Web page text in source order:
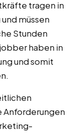
tragen in
müssen
Stunden
haben in
und somit